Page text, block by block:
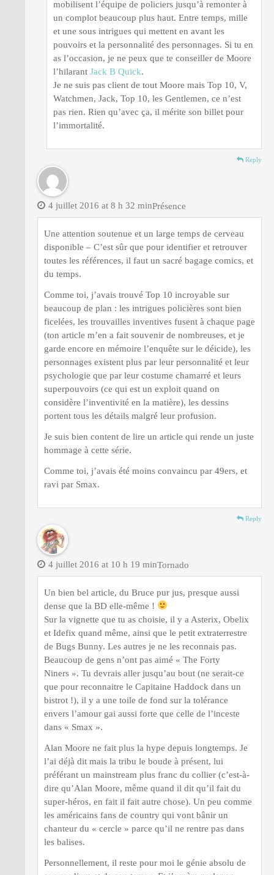
mobilisent l’équipe de policiers jusqu’à remonter à
un complot beaucoup plus haut. Entre temps, mille
et une sous intrigues qui mettent en avant les
pouvoirs et la personnalité des personnages. Si tu en
as l’occasion, je ne peux que te conseiller de Moore
l’hilarant Jack B Quick.
Je ne suis pas client de tout Moore mais Top 10, V,
Watchmen, Jack, Top 10, les Gentlemen, ce n’est
pas rien. Rien qu’avec ça, il mérite son billet pour
l’immortalité.
Reply
Présence
4 juillet 2016 at 8 h 32 min
Une attention soutenue et un large temps de cerveau
disponible – C’est sûr que pour identifier et retrouver
toutes les références, il faut un sacré bagage comics, et
du temps.
Comme toi, j’avais trouvé Top 10 incroyable sur
beaucoup de plan : les intrigues policières sont bien
ficelées, les trouvailles inventives fusent à chaque page
(ton article m’en a fait souvenir de nombreuses, et je
garde encore en mémoire l’enquête sur le déicide), les
personnages existent plus par leur personnalité et leur
psychologie que par leur costume chamarré et leurs
superpouvoirs (ce qui est un exploit quand on
considère l’inventivité en la matière), les dessins
portent tous les détails malgré leur profusion.
Je suis bien content de lire un article qui rende un juste
hommage à cette série.
Comme toi, j’avais été moins convaincu par 49ers, et
ravi par Smax.
Reply
Tornado
4 juillet 2016 at 10 h 19 min
Un bien bel article, du Bruce pur jus, presque aussi
dense que la BD elle-même !
Sur la vignette que tu as choisie, il y a Asterix, Obelix
et Idefix quand même, ainsi que le petit extraterrestre
de Bugs Bunny. Les autres je ne les reconnais pas.
Beaucoup de gens n’ont pas aimé « The Forty
Niners ». Tu devrais aller jusqu’au bout (ne serait-ce
que pour reconnaitre le Capitaine Haddock dans un
bistrot !), il y a une toile de fond sur la tolérance
envers l’amour gai aussi forte que celle de l’inceste
dans « Smax ».
Alan Moore ne fait plus la hype depuis longtemps. Je
l’ai déjà dit mais la tribu le boude à présent, lui
préférant un mainstream plus franc du collier (c’est-à-
dire qu’Alan Moore, même quand il dit qu’il fait du
super-héros, en fait il fait autre chose). Un peu comme
les américains fans de country qui vont bânir un
chanteur du « cercle » parce qu’il ne rentre pas dans
les balises.
Personnellement, il reste pour moi le génie absolu de